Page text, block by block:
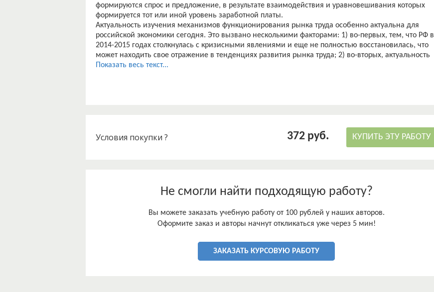
формируются спрос и предложение, в результате взаимодействия и уравновешивания которых
формируется тот или иной уровень заработной платы.
Актуальность изучения механизмов функционирования рынка труда особенно актуальна для
российской экономики сегодня. Это вызвано несколькими факторами: 1) во-первых, тем, что РФ в
2014-2015 годах столкнулась с кризисными явлениями и еще не полностью восстановилась, что
может находить свое отражение в тенденциях развития рынка труда; 2) во-вторых, актуальность
изучения спроса и предложения на рынке труда обусловлена тем, что сегодня экономика России
Показать весь текст...
Условия покупки ? 372 руб. КУПИТЬ ЭТУ РАБОТУ
Не смогли найти подходящую работу?
Вы можете заказать учебную работу от 100 рублей у наших авторов.
Оформите заказ и авторы начнут откликаться уже через 5 мин!
ЗАКАЗАТЬ КУРСОВУЮ РАБОТУ